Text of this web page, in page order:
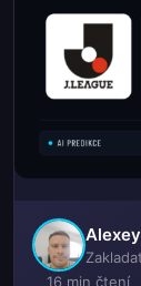
16 min čtení